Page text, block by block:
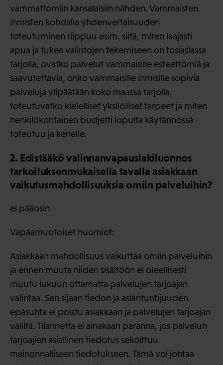
vammattomiin kansalaisiin nähden. Vammaisten
ihmisten kohdalla yhdenvertaisuuden
toteutuminen riippuu esim. siitä, miten laajasti
apua ja tukea valintojen tekemiseen on tosiasiassa
tarjolla, ovatko palvelut vammaisille esteettömiä ja
saavutettavia, onko vammaisille ihmisille sopivia
palveluja ylipäätään koko maassa tarjolla,
toteutuvatko kielelliset yksilölliset tarpeet ja miten
henkilökohtainen budjetti lopulta käytännössä
toteutuu ja kenelle.
2. Edistääkö valinnanvapauslakiluonnos
tarkoituksenmukaisella tavalla asiakkaan
vaikutusmahdollisuuksia omiin palveluihin?
ei pääosin
Vapaamuotoiset huomiot:
Asiakkaan mahdollisuus vaikuttaa omiin palveluihin
ja ennen muuta niiden sisältöön ei oleellisesti
muutu lukuun ottamatta palvelujen tarjoajan
valintaa. Sen sijaan tiedon ja asiantuntijuuden
epäsuhta ei poistu asiakkaan ja palvelujen tarjoajan
väliltä. Tilannetta ei ainakaan paranna, jos palvelun
tarjoajien asiallinen tiedotus sekoittuu
mainonnalliseen tiedotukseen. Tämä voi johtaa